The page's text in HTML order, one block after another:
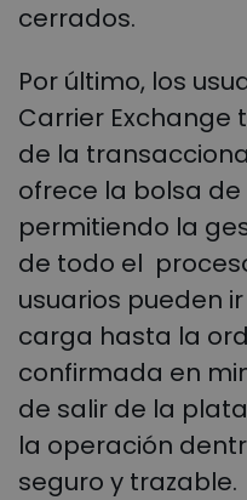
cerrados.
Por último, los
Carrier Exchange
de la
ofrece la bolsa
permitiendo la
de todo el
usuarios pueden
carga hasta la
confirmada en
de salir de la
la operación
seguro y trazable.